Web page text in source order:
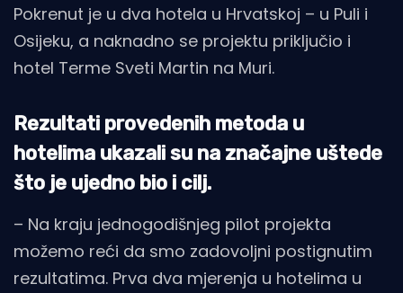
Pokrenut je u dva hotela u Hrvatskoj – u Puli i
Osijeku, a naknadno se projektu priključio i
hotel Terme Sveti Martin na Muri.
Rezultati provedenih metoda u
hotelima ukazali su na značajne uštede
što je ujedno bio i cilj.
– Na kraju jednogodišnjeg pilot projekta
možemo reći da smo zadovoljni postignutim
rezultatima. Prva dva mjerenja u hotelima u